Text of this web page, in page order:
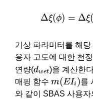
Δξ(ϕ) = Δξ(
기상 파라미터를 해
용자 고도에 대한 천
연량(dwet
d et
)을 계산한
매핑 함수 m(EIi )
m(EIi) 를
와 같이 SBAS 사용